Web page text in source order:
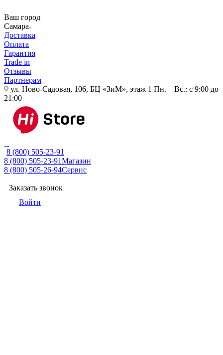
Ваш город
Самара
Доставка
Оплата
Гарантия
Trade in
Отзывы
Партнерам
ул. Ново-Садовая, 106, БЦ «ЗиМ», этаж 1 Пн. – Вс.: с 9:00 до
21:00
8 (800) 505-23-91
8 (800) 505-23-91Магазин
8 (800) 505-26-94Сервис
Заказать звонок
Войти